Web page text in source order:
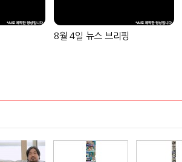
8월 4일 뉴스 브리핑